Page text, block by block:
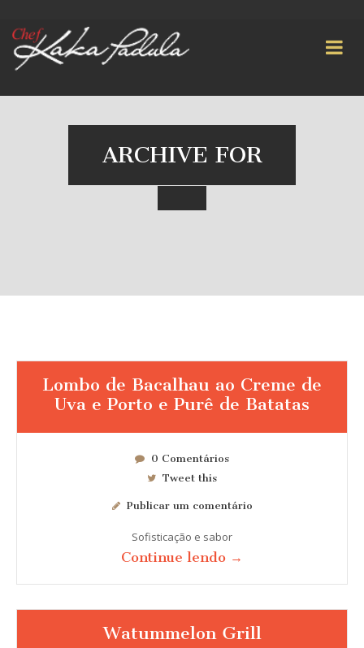
ARCHIVE FOR
Lombo de Bacalhau ao Creme de
Uva e Porto e Purê de Batatas
0 Comentários
Tweet this
Publicar um comentário
Sofisticação e sabor
Continue lendo →
Watummelon Grill